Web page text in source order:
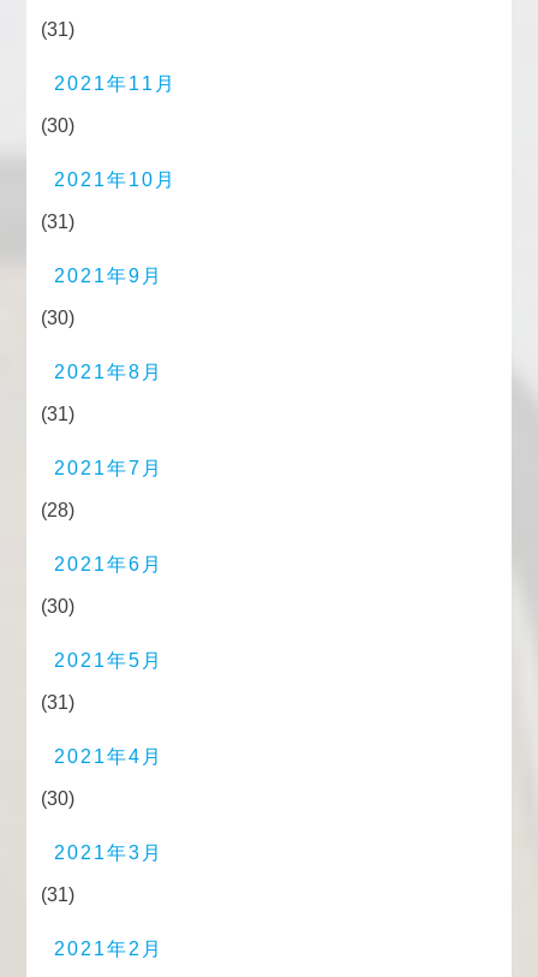
(31)
2021年11月
(30)
2021年10月
(31)
2021年9月
(30)
2021年8月
(31)
2021年7月
(28)
2021年6月
(30)
2021年5月
(31)
2021年4月
(30)
2021年3月
(31)
2021年2月